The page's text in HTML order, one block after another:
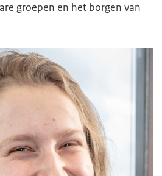
groepen en het borgen van